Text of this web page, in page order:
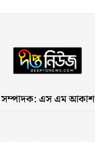
সম্পাদক: এস এম আকাশ